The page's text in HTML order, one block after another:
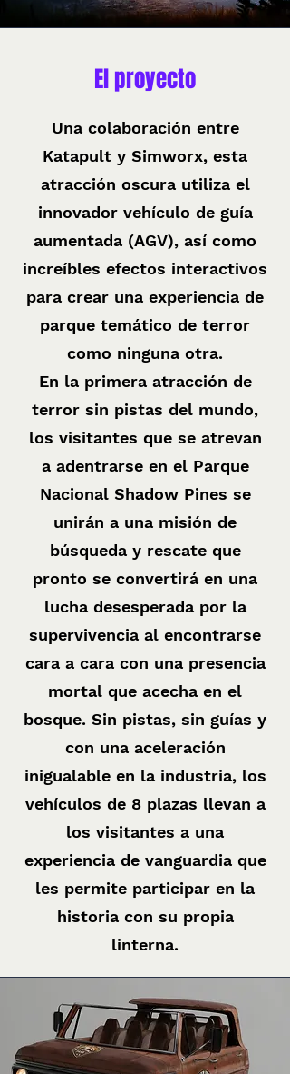
El proyecto
Una colaboración entre
Katapult y Simworx, esta
atracción oscura utiliza el
innovador vehículo de guía
aumentada (AGV), así como
increíbles efectos interactivos
para crear una experiencia de
parque temático de terror
como ninguna otra.
En la primera atracción de
terror sin pistas del mundo,
los visitantes que se atrevan
a adentrarse en el Parque
Nacional Shadow Pines se
unirán a una misión de
búsqueda y rescate que
pronto se convertirá en una
lucha desesperada por la
supervivencia al encontrarse
cara a cara con una presencia
mortal que acecha en el
bosque. Sin pistas, sin guías y
con una aceleración
inigualable en la industria, los
vehículos de 8 plazas llevan a
los visitantes a una
experiencia de vanguardia que
les permite participar en la
historia con su propia
linterna.